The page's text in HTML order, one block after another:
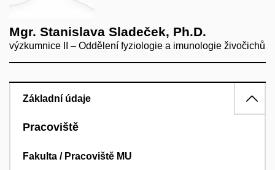
Mgr. Stanislava Sladeček, Ph.D.
výzkumnice II – Oddělení fyziologie a imunologie živočichů
Základní údaje
Pracoviště
Fakulta / Pracoviště MU